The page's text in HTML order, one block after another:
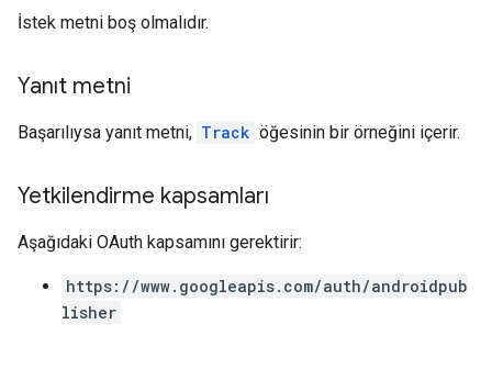
İstek metni boş olmalıdır.
Yanıt metni
Başarılıysa yanıt metni, Track öğesinin bir örneğini içerir.
Yetkilendirme kapsamları
Aşağıdaki OAuth kapsamını gerektirir:
https://www.googleapis.com/auth/androidpub
lisher